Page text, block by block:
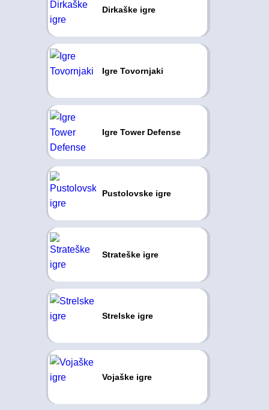
Dirkaške igre
Igre Tovornjaki
Igre Tower Defense
Pustolovske igre
Strateške igre
Strelske igre
Vojaške igre